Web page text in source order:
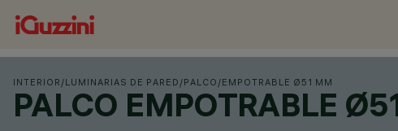
INTERIOR /LUMINARIAS DE PARED /PALCO /EMPOTRABLE Ø51 MM
PALCO EMPOTRABLE